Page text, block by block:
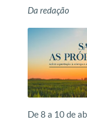
Da redação
De 8 a 10 de